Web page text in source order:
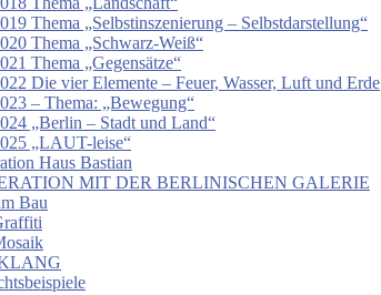
Thema „Selbstinszenierung – Selbstdarstellung“
Thema „Schwarz-Weiß“
Thema „Gegensätze“
Die vier Elemente – Feuer, Wasser, Luft und Erde
– Thema: „Bewegung“
„Berlin – Stadt und Land“
„LAUT-leise“
Haus Bastian
MIT DER BERLINISCHEN GALERIE
Bau